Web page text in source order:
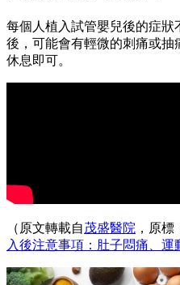
每個人植入試管嬰兒後的症狀
後，可能會有輕微的刺痛或
休息即可。
（原文轉載自茂盛醫院 ，原標
入後注意事項：肚子悶痛、運